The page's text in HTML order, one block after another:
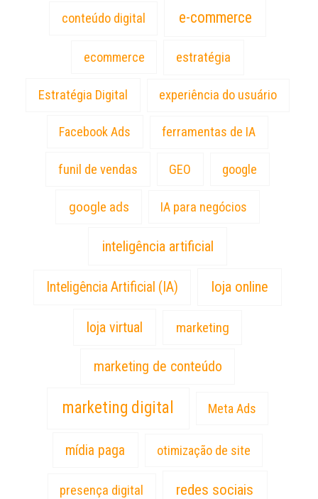
conteúdo digital e-commerce
ecommerce estratégia
Estratégia Digital experiência do usuário
Facebook Ads ferramentas de IA
funil de vendas GEO google
google ads IA para negócios
inteligência artificial
Inteligência Artificial (IA) loja online
loja virtual marketing
marketing de conteúdo
marketing digital Meta Ads
mídia paga otimização de site
presença digital redes sociais